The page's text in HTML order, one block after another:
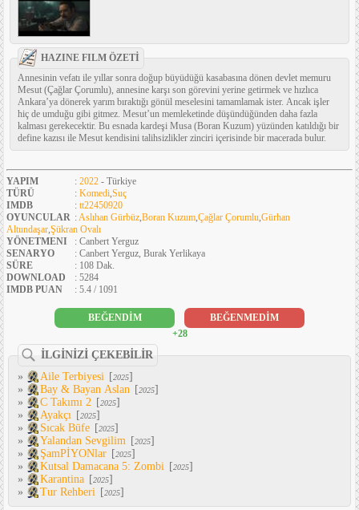
HAZINE FILM ÖZETİ
Annesinin vefatı ile yıllar sonra doğup büyüdüğü kasabasına dönen devlet memuru
Mesut (Çağlar Çorumlu), annesine karşı son görevini yerine getirmek ve hızlıca
Ankara’ya dönerek yarım bıraktığı gönül meselesini tamamlamak ister. Ancak işler
hiç de umduğu gibi gitmez. Mesut’un memleketinde düşündüğünden daha fazla
kalması gerekecektir. Bu esnada kardeşi Musa (Boran Kuzum) yüzünden katıldığı bir
define kazısı ile Mesut kendisini talihsizlikler zinciri içerisinde bir macerada bulur.
YAPIM : 2022 - Türkiye
TÜRÜ
: Komedi,Suç
IMDB
: tt22450920
OYUNCULAR :Aslıhan Gürbüz,Boran Kuzum,Çağlar Çorumlu,Gürhan
Altundaşar,Şükran Ovalı
YÖNETMENI
: Canbert Yerguz
SENARYO
: Canbert Yerguz, Burak Yerlikaya
SÜRE
: 108 Dak.
DOWNLOAD
: 5284
IMDB PUAN
: 5.4 / 1091
BEĞENDİM
BEĞENMEDİM
+28
İLGİNİZİ ÇEKEBİLİR
»
Aile Terbiyesi [2025]
»
Bay & Bayan Aslan [2025]
»
C Takımı 2 [2025]
»
Ayakçı [2025]
»
Sıcak Büfe [2025]
»
Yalandan Sevgilim [2025]
»
ŞamPİYONlar [2025]
»
Kutsal Damacana 5: Zombi [2025]
»
Karantina [2025]
»
Tur Rehberi [2025]